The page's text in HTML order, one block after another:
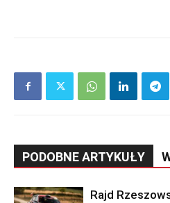
PODOBNE ARTYKUŁY
Rajd